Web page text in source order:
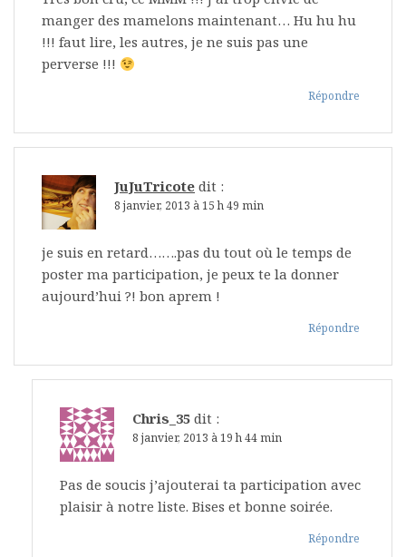
manger des mamelons maintenant… Hu hu hu
!!! faut lire, les autres, je ne suis pas une
perverse !!!
Répondre
JuJuTricote dit :
8 janvier, 2013 à 15 h 49 min
je suis en retard…….pas du tout où le temps de
poster ma participation, je peux te la donner
aujourd’hui ?! bon aprem !
Répondre
Chris_35 dit :
8 janvier, 2013 à 19 h 44 min
Pas de soucis j’ajouterai ta participation avec
plaisir à notre liste. Bises et bonne soirée.
Répondre